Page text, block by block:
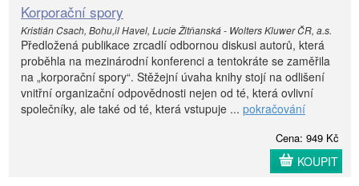
Korporační spory
Kristián Csach, Bohu,il Havel, Lucie Žitňanská - Wolters Kluwer ČR, a.s.
Předložená publikace zrcadlí odbornou diskusi autorů, která
proběhla na mezinárodní konferenci a tentokráte se zaměřila
na „korporační spory“. Stěžejní úvaha knihy stojí na odlišení
vnitřní organizační odpovědnosti nejen od té, která ovlivní
společníky, ale také od té, která vstupuje ... pokračování
Cena: 949 Kč
KOUPIT